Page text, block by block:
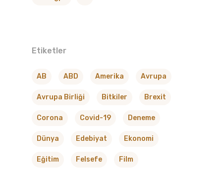
Etiketler
AB ABD Amerika Avrupa
Avrupa Birliği Bitkiler Brexit
Corona Covid-19 Deneme
Dünya Edebiyat Ekonomi
Eğitim Felsefe Film